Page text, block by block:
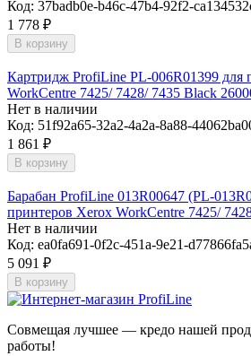
Код: 37badb0e-b46c-47b4-92f2-
1 778 ₽
В корзину
Картридж ProfiLine PL-006R01399 для
WorkCentre 7425/ 7428/ 7435 Black
Нет в наличии
Код: 51f92a65-32a2-4a2a-8a88-
1 861 ₽
В корзину
Барабан ProfiLine 013R00647 (PL-
принтеров Xerox WorkCentre 7425/
Нет в наличии
Код: ea0fa691-0f2c-451a-9e21-
5 091 ₽
В корзину
Совмещая лучшее — кредо нашей
работы!